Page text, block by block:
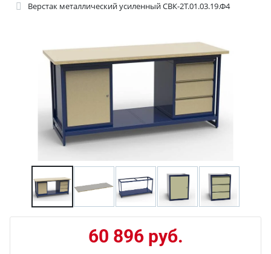
Верстак металлический усиленный СВК-2Т.01.03.19.Ф4
60 896 руб.